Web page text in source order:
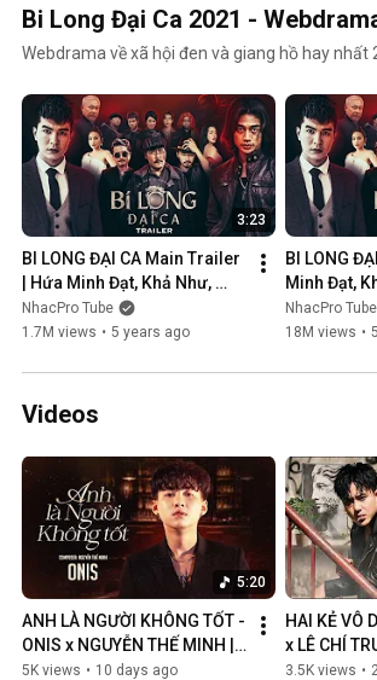
Bi Long Đại Ca 2021 -
Webdrama về xã hội đen và giang hồ hay nhất
3:23
BI LONG ĐẠI CA Main Trailer
| Hứa Minh Đạt, Khả Như,
Steven Nguyễn, Lợi Trần |
Webdrama Yang Hồ 2021
NhacPro Tube
1.7M views • 5 years ago
BI LONG
Minh Đạt,
Nguyễn, Lợi
Webdrama
NhacPro Tube
18M views •
Videos
5:20
ANH LÀ NGƯỜI KHÔNG TỐT -
ONIS x NGUYỄN THẾ MINH |
OFFICIAL MV
5K views • 10 days ago
HAI KẺ VÔ
x LÊ CHÍ
MUSIC
3.5K views •